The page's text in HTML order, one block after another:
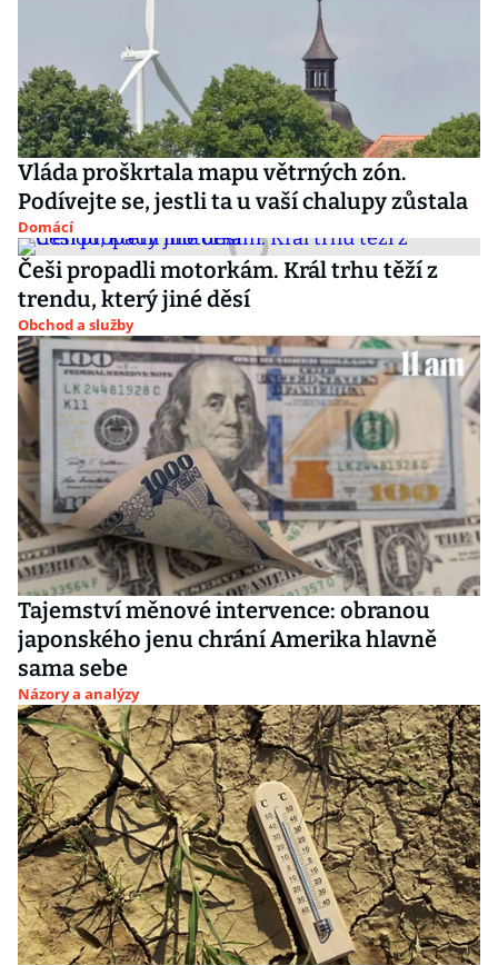
Vláda proškrtala mapu větrných zón.
Podívejte se, jestli ta u vaší chalupy zůstala
Domácí
Češi propadli motorkám. Král trhu těží z
trendu, který jiné děsí
Obchod a služby
Tajemství měnové intervence: obranou
japonského jenu chrání Amerika hlavně
sama sebe
Názory a analýzy